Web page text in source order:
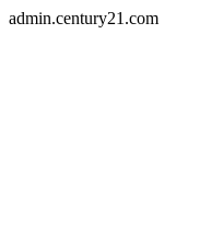
admin.century21.com